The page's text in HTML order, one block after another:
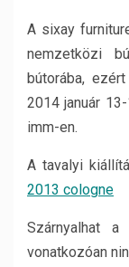
A sixay
nemzetközi
bútorába,
2014 január
imm-en.
A tavalyi
2013 cologne
Szárnyalhat a
vonatkozóan